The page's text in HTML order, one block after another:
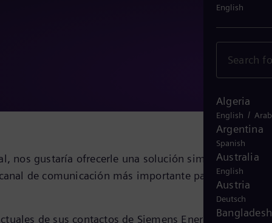
English
Algeria
English /
Argentina
Spanish
Australia
English
Austria
Deutsch
Bangladesh
nos gustaría ofrecerle una solución simple y directa
de comunicación más importante para nuestros
de sus contactos de Siemens Energy. Solo tiene